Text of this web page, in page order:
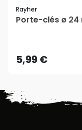
Rayher
Porte-clés ø 24
5,99 €